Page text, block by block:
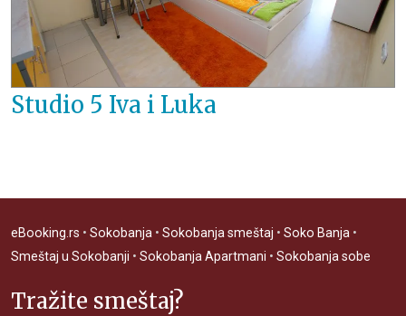
Studio 5 Iva i Luka
eBooking.rs • Sokobanja • Sokobanja smeštaj • Soko Banja •
Smeštaj u Sokobanji • Sokobanja Apartmani • Sokobanja sobe
Tražite smeštaj?